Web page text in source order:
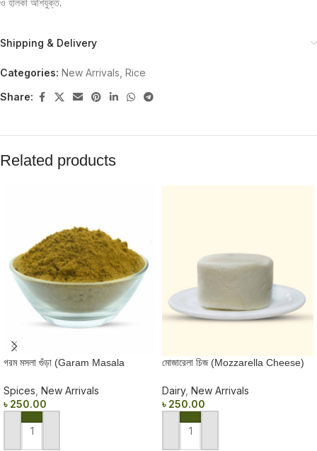
Shipping & Delivery
Categories: New Arrivals Rice
Share:
Related products
গরম মসলা গুঁড়া (Garam Masala
Spices New Arrivals
৳ 250.00
ADD TO CART
মোজারেলা চিজ (Mozzarella Cheese)
Dairy, New Arrivals
৳ 250.00
ADD TO CART